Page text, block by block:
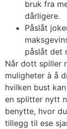
bruk fra
dårligere.
Påslåt
påslåt det
Når dott spiller
muligheter à å
hvilken bust
en splitter nytt
benytte, hvor
tillegg til ese